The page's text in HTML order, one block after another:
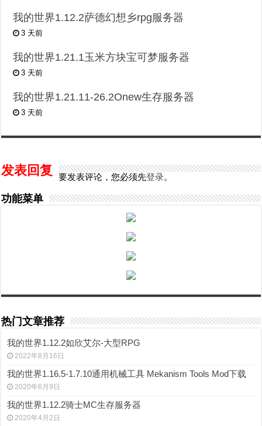
我的世界1.12.2萨德幻想乡rpg服务器
3 天前
我的世界1.21.1玉米方块宝可梦服务器
3 天前
我的世界1.21.11-26.2Onew生存服务器
3 天前
发表回复 要发表评论，您必须先登录。
功能菜单
热门文章推荐
我的世界1.12.2如欣艾尔-大型RPG
2022年8月16日
我的世界1.16.5-1.7.10通用机械工具 Mekanism Tools Mod下载
2020年6月9日
我的世界1.12.2骑士MC生存服务器
2020年4月2日